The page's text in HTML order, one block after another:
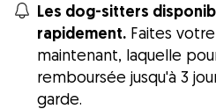
Les dog-sitters
rapidement. Faites
maintenant, laquelle
remboursée jusqu'à 3
garde.